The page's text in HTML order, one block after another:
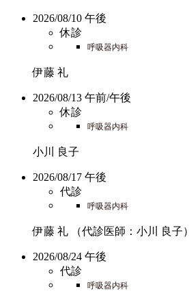
2026/08/10 午後
休診
呼吸器内科
伊藤 礼
2026/08/13 午前/午後
休診
呼吸器内科
小川 良子
2026/08/17 午後
代診
呼吸器内科
伊藤 礼 （代診医師：小川 良子）
2026/08/24 午後
代診
呼吸器内科